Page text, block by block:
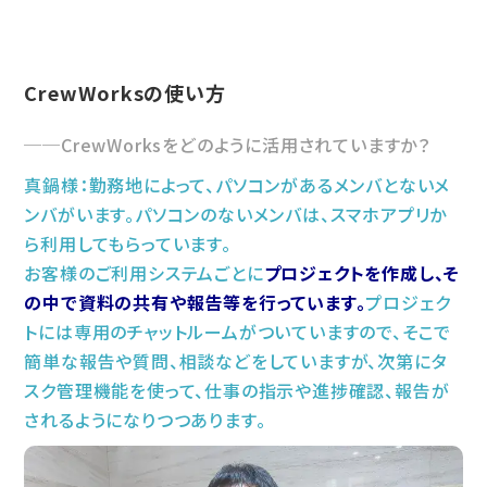
CrewWorksの使い方
CrewWorksをどのように活用されていますか？
真鍋様：勤務地によって、パソコンがあるメンバとないメ
ンバがいます。パソコンのないメンバは、スマホアプリか
ら利用してもらっています。
お客様のご利用システムごとにプロジェクトを作成し、そ
の中で資料の共有や報告等を行っています。プロジェク
トには専用のチャットルームがついていますので、そこで
簡単な報告や質問、相談などをしていますが、次第にタ
スク管理機能を使って、仕事の指示や進捗確認、報告が
されるようになりつつあります。